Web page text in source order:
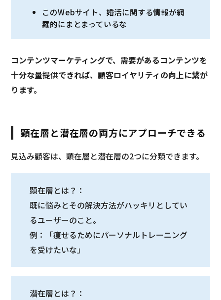
このWebサイト、婚活に関する情報が網
羅的にまとまっているな
コンテンツマーケティングで、需要があるコンテンツを
十分な量提供できれば、顧客ロイヤリティの向上に繋が
ります。
顕在層と潜在層の両方にアプローチできる
見込み顧客は、顕在層と潜在層の2つに分類できます。
顕在層とは？：
既に悩みとその解決方法がハッキリとしてい
るユーザーのこと。
例：「痩せるためにパーソナルトレーニング
を受けたいな」
潜在層とは？：